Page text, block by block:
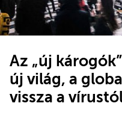
Az „új
új világ, a
vissza a